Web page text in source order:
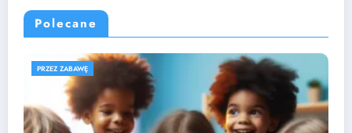
Polecane
ROZWÓJ DZIECKA